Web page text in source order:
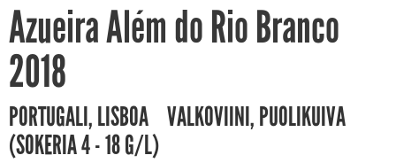
Azueira Além do Rio Branco
2018
PORTUGALI, LISBOA VALKOVIINI, PUOLIKUIVA
(SOKERIA 4 - 18 G/L)